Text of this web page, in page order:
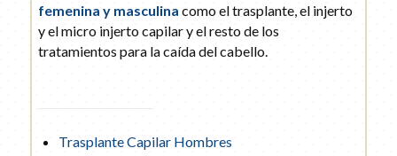
femenina y masculina como el trasplante, el injerto
y el micro injerto capilar y el resto de los
tratamientos para la caída del cabello.
Trasplante Capilar Hombres